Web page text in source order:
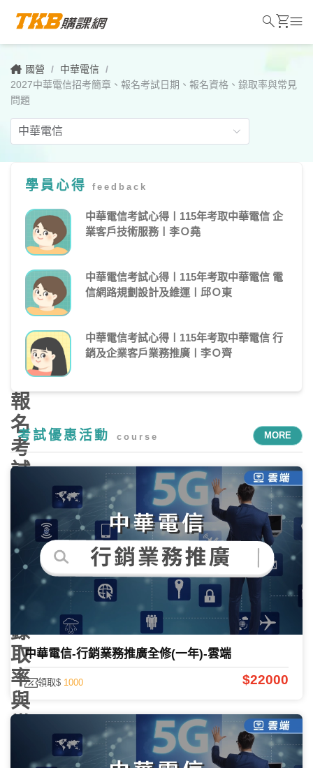
國營 / 中華電信 /
2027中華電信招考簡章、報名考試日期、報名資格、錄取率與常見
問題
2027
中
華
招
考
簡
章、
報
名
考
試
期、
報
名
格、
錄
取
率
與
常
學員心得 feedback
中華電信考試心得〡115年考取中華電信 企
業客戶技術服務〡李Ｏ堯
中華電信考試心得〡115年考取中華電信 電
信網路規劃設計及維運〡邱Ｏ東
中華電信考試心得〡115年考取中華電信 行
銷及企業客戶業務推廣〡李Ｏ齊
考試優惠活動 course MORE
中華電信-行銷業務推廣全修(一年)-雲端
領取$ 1000 $22000
searchshopping_cartmenu